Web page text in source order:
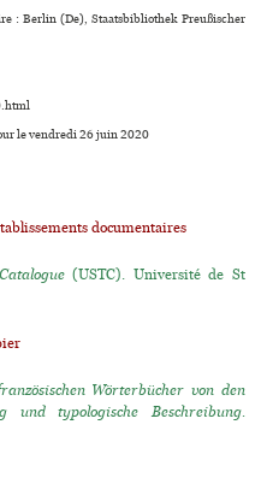
: Berlin (De), Staatsbibliothek Preußischer
le vendredi 26 juin 2020
documentaires
(USTC). Université de St
Wörterbücher von den
und typologische Beschreibung.